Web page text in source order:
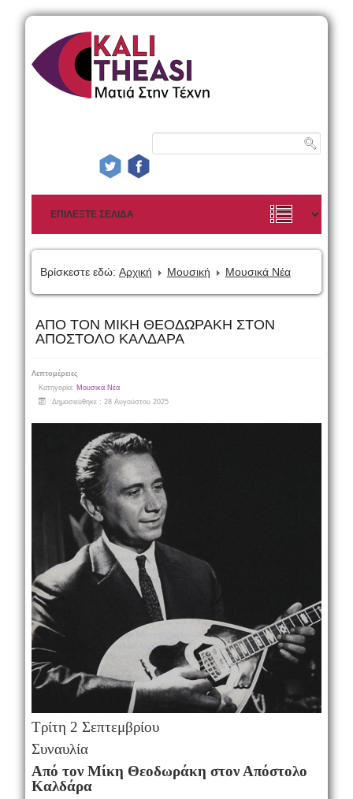
Βρίσκεστε εδώ: Αρχική Μουσική Μουσικά Νέα
ΑΠΟ ΤΟΝ ΜΙΚΗ ΘΕΟΔΩΡΑΚΗ ΣΤΟΝ
ΑΠΟΣΤΟΛΟ ΚΑΛΔΑΡΑ
Λεπτομέρειες
Κατηγορία: Μουσικά Νέα
Δημοσιεύθηκε : 28 Αυγούστου 2025
Τρίτη 2 Σεπτεμβρίου
Συναυλία
Από τον Μίκη Θεοδωράκη στον Απόστολο
Καλδάρα